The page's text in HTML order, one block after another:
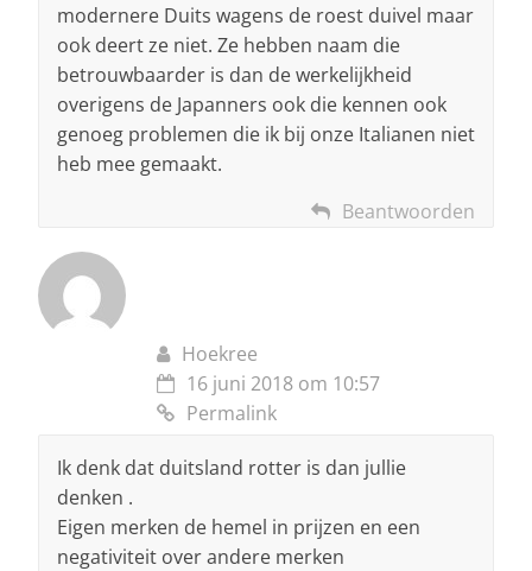
modernere Duits wagens de roest duivel maar
ook deert ze niet. Ze hebben naam die
betrouwbaarder is dan de werkelijkheid
overigens de Japanners ook die kennen ook
genoeg problemen die ik bij onze Italianen niet
heb mee gemaakt.
Beantwoorden
Hoekree
16 juni 2018 om 10:57
Permalink
Ik denk dat duitsland rotter is dan jullie
denken .
Eigen merken de hemel in prijzen en een
negativiteit over andere merken